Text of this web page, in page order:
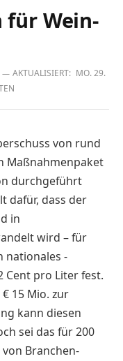
Wein-
AKTUALISIERT: MO. 29.
von rund
Maßnahmenpaket
durchgeführt
dafür, dass der
in
wird – für
nationales
Cent pro Liter fest.
15 Mio. zur
kann diesen
sei das für 200
von Branchen­